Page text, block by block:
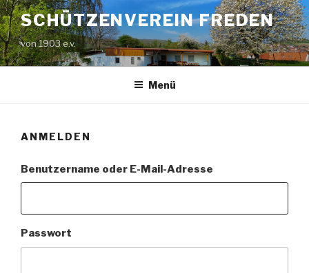
Zum
Inhalt
springen
SCHÜTZENVEREIN FREDEN
von 1903 e.v.
Menü
ANMELDEN
Benutzername oder E-Mail-Adresse
Passwort